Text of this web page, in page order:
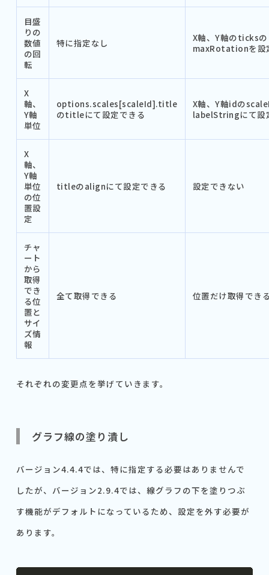
目盛
りの
数値
の回
転
特に指定なし
X軸、Y軸のticksの
maxRotationを設
X
軸、
Y軸
単位
options.scales[scaleId].title
のtitleにて設定できる
X軸、Y軸idの
labelStringにて設
X
軸、
Y軸
単位
の位
置設
定
titleのalignにて設定できる 設定できない
チャ
ート
から
取得
でき
る位
置と
サイ
ズ情
報
全て取得できる 位置だけ取得でき
それぞれの変更点を挙げていきます。
グラフ線の塗り潰し
バージョン4.4.4では、特に指定する必要はありませんで
したが、バージョン2.9.4では、線グラフの下を塗りつぶ
す機能がデフォルトになっているため、設定を外す必要が
あります。